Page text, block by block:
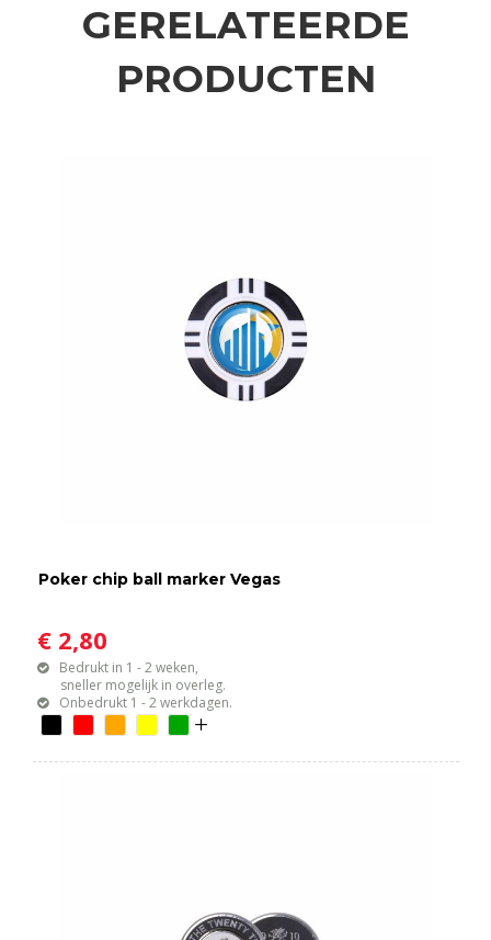
GERELATEERDE
PRODUCTEN
Poker chip ball marker Vegas
€ 2,80
Bedrukt in 1 - 2 weken,
sneller mogelijk in overleg.
Onbedrukt 1 - 2 werkdagen.